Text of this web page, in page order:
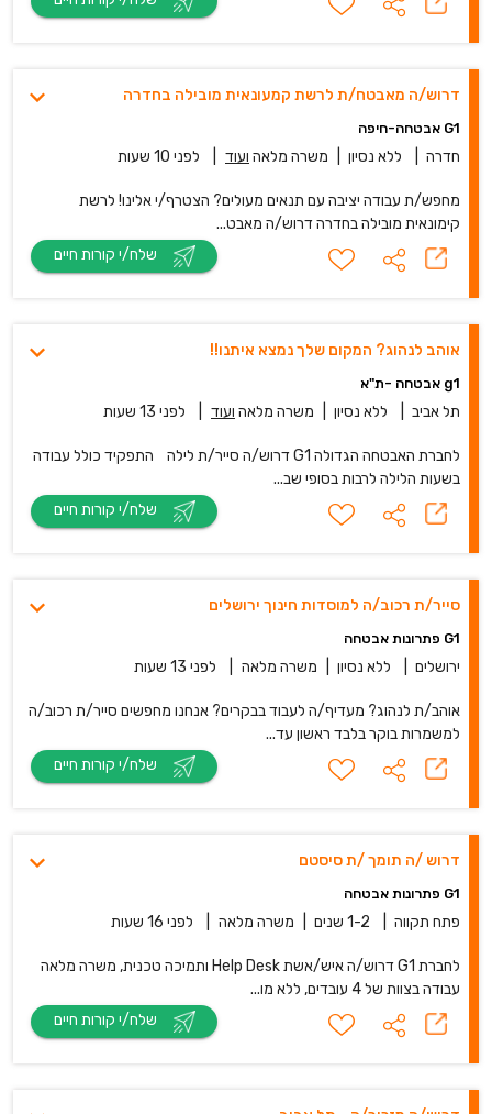
דרוש/ה מאבטח/ת לרשת קמעונאית מובילה בחדרה
G1 אבטחה-חיפה
חדרה ללא נסיון משרה מלאה ועוד לפני 10 שעות
מחפש/ת עבודה יציבה עם תנאים מעולים? הצטרף/י אלינו! לרשת
קימונאית מובילה בחדרה דרוש/ה מאבט...
אוהב לנהוג? המקום שלך נמצא איתנו!!
g1 אבטחה -ת"א
תל אביב ללא נסיון משרה מלאה ועוד לפני 13 שעות
לחברת האבטחה הגדולה G1 דרוש/ה סייר/ת לילה התפקיד כולל עבודה
בשעות הלילה לרבות בסופי שב...
סייר/ת רכוב/ה למוסדות חינוך ירושלים
G1 פתרונות אבטחה
ירושלים ללא נסיון משרה מלאה לפני 13 שעות
אוהב/ת לנהוג? מעדיף/ה לעבוד בבקרים? אנחנו מחפשים סייר/ת רכוב/ה
למשמרות בוקר בלבד ראשון עד...
דרוש /ה תומך /ת סיסטם
G1 פתרונות אבטחה
פתח תקווה 1-2 שנים משרה מלאה לפני 16 שעות
לחברת G1 דרוש/ה איש/אשת Help Desk ותמיכה טכנית, משרה מלאה
עבודה בצוות של 4 עובדים, ללא מו...